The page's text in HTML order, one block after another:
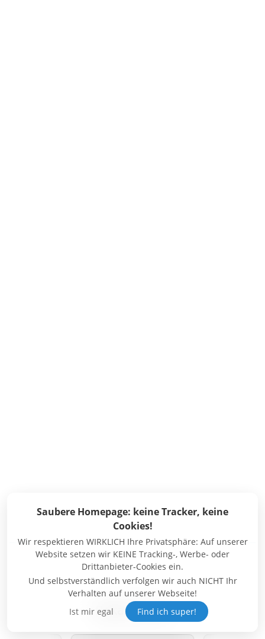
Bekannt aus:
Saubere Homepage: keine Tracker, keine
Cookies!
Wir respektieren WIRKLICH Ihre Privatsphäre: Auf unserer
Website setzen wir KEINE Tracking-, Werbe- oder
Drittanbieter-Cookies ein.
Und selbstverständlich verfolgen wir auch NICHT Ihr
Verhalten auf unserer Webseite!
Ist mir egal
Find ich super!